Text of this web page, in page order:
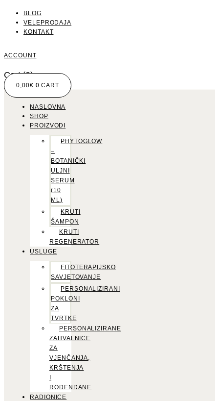
BLOG
VELEPRODAJA
KONTAKT
ACCOUNT
Cart (0)
0,00€ 0 CART
NASLOVNA
SHOP
PROIZVODI
PHYTOGLOW
–
BOTANIČKI
ULJNI
SERUM
(10
ML)
KRUTI
ŠAMPON
KRUTI
REGENERATOR
USLUGE
FITOTERAPIJSKO
SAVJETOVANJE
PERSONALIZIRANI
POKLONI
ZA
TVRTKE
PERSONALIZIRANE
ZAHVALNICE
ZA
VJENČANJA,
KRŠTENJA
ROĐENDANE
RADIONICE